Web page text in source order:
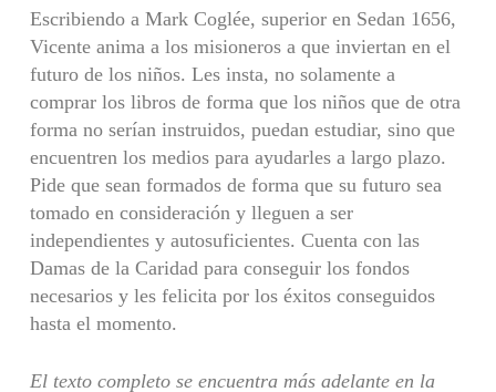
Escribiendo a Mark Coglée, superior en Sedan 1656,
Vicente anima a los misioneros a que inviertan en el
futuro de los niños. Les insta, no solamente a
comprar los libros de forma que los niños que de otra
forma no serían instruidos, puedan estudiar, sino que
encuentren los medios para ayudarles a largo plazo.
Pide que sean formados de forma que su futuro sea
tomado en consideración y lleguen a ser
independientes y autosuficientes. Cuenta con las
Damas de la Caridad para conseguir los fondos
necesarios y les felicita por los éxitos conseguidos
hasta el momento.
El texto completo se encuentra más adelante en la